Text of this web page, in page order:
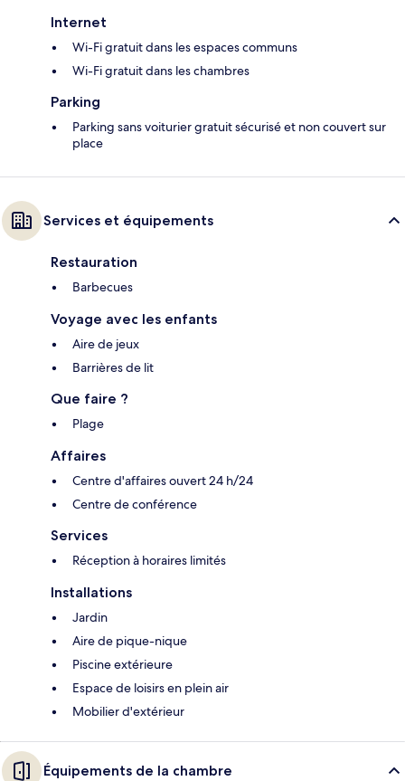
Internet
Wi-Fi gratuit dans les espaces communs
Wi-Fi gratuit dans les chambres
Parking
Parking sans voiturier gratuit sécurisé et non couvert sur
place
Services et équipements
Restauration
Barbecues
Voyage avec les enfants
Aire de jeux
Barrières de lit
Que faire ?
Plage
Affaires
Centre d'affaires ouvert 24 h/24
Centre de conférence
Services
Réception à horaires limités
Installations
Jardin
Aire de pique-nique
Piscine extérieure
Espace de loisirs en plein air
Mobilier d'extérieur
Équipements de la chambre